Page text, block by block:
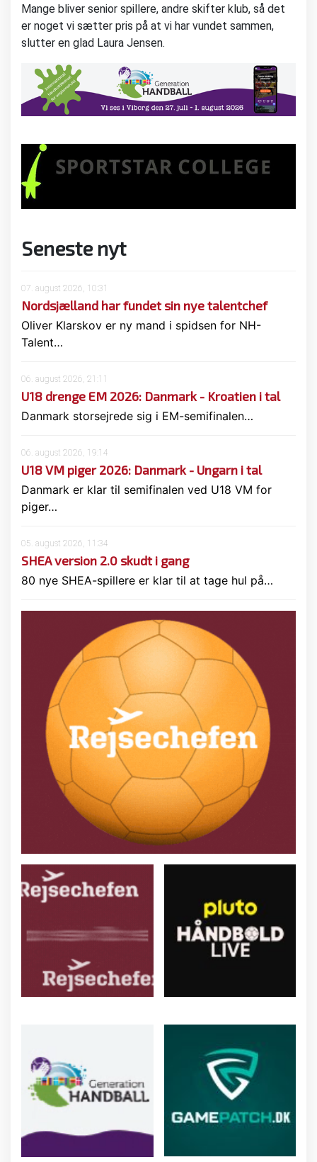
Mange bliver senior spillere, andre skifter klub, så det
er noget vi sætter pris på at vi har vundet sammen,
slutter en glad Laura Jensen.
Seneste nyt
07. august 2026, 10:31
Nordsjælland har fundet sin nye talentchef
Oliver Klarskov er ny mand i spidsen for NH-
Talent…
06. august 2026, 21:11
U18 drenge EM 2026: Danmark - Kroatien i tal
Danmark storsejrede sig i EM-semifinalen…
06. august 2026, 19:14
U18 VM piger 2026: Danmark - Ungarn i tal
Danmark er klar til semifinalen ved U18 VM for
piger…
05. august 2026, 11:34
SHEA version 2.0 skudt i gang
80 nye SHEA-spillere er klar til at tage hul på…